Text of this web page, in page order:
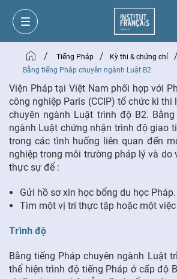
/ Tiếng Pháp / Kỳ thi & chứng chỉ /
Bằng tiếng Pháp chuyên ngành Luật B2
Viện Pháp tại Việt Nam phối hợp với
công nghiệp Paris (CCIP) tổ chức kì thi
chuyên ngành Luật trình độ B2.
ngành Luật chứng nhận trình độ giao
trong các tình huống liên quan đến
nghiệp trong môi trường pháp lý và do
thực sự để :
Gửi hồ sơ xin học bổng du học Pháp.
Tìm một vị trí thực tập hoặc một
Trình độ
Bằng tiếng Pháp chuyên ngành Luật
thể hiện trình độ tiếng Pháp ở cấp độ